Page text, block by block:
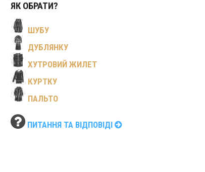
ЯК ОБРАТИ?
ШУБУ
ДУБЛЯНКУ
ХУТРОВИЙ ЖИЛЕТ
КУРТКУ
ПАЛЬТО
ПИТАННЯ ТА ВІДПОВІДІ